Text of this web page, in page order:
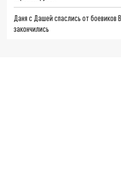
Даня с Дашей спаслись от
закончились